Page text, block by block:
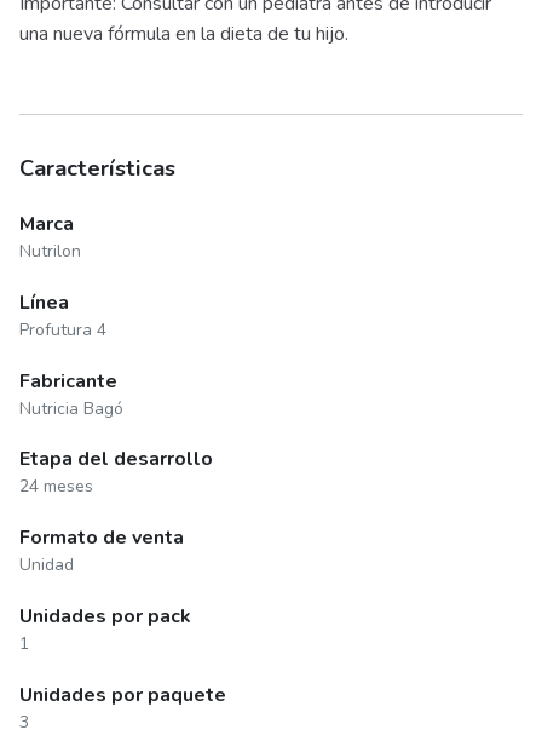
una nueva fórmula en la dieta de tu hijo.
Características
Marca
Nutrilon
Línea
Profutura 4
Fabricante
Nutricia Bagó
Etapa del desarrollo
24 meses
Formato de venta
Unidad
Unidades por pack
1
Unidades por paquete
3